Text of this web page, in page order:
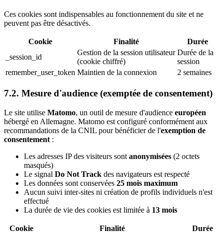
Ces cookies sont indispensables au fonctionnement du site et ne
peuvent pas être désactivés.
Cookie Finalité
Durée
_session_id
Gestion de la session utilisateur
(cookie chiffré)
Durée de la
session
remember_user_token Maintien de la connexion 2 semaines
7.2. Mesure d'audience (exemptée de consentement)
Le site utilise Matomo, un outil de mesure d'audience européen
hébergé en Allemagne. Matomo est configuré conformément aux
recommandations de la CNIL pour bénéficier de l'exemption de
consentement :
Les adresses IP des visiteurs sont anonymisées (2 octets
masqués)
Le signal Do Not Track des navigateurs est respecté
Les données sont conservées 25 mois maximum
Aucun suivi inter-sites ni création de profils individuels n'est
effectué
La durée de vie des cookies est limitée à 13 mois
Cookie Finalité
Durée